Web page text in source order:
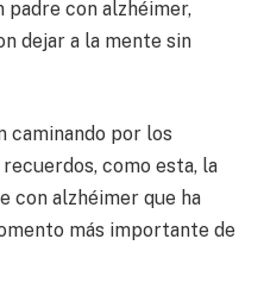
padre con alzhéimer,
dejar a la mente sin
caminando por los
como esta, la
con alzhéimer que ha
más importante de